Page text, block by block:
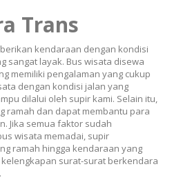
Trans
kendaraan dengan kondisi
sangat layak. Bus wisata disewa
memiliki pengalaman yang cukup
dengan kondisi jalan yang
dilalui oleh supir kami. Selain itu,
ramah dan dapat membantu para
Jika semua faktor sudah
wisata memadai, supir
ramah hingga kendaraan yang
surat-surat berkendara